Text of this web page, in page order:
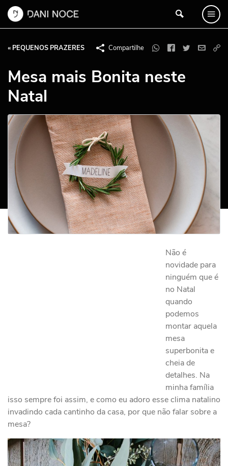
« PEQUENOS PRAZERES Compartilhe
Mesa mais Bonita neste
Natal
Não é
novidade para
ninguém que é
no Natal
quando
podemos
montar aquela
mesa
superbonita e
cheia de
detalhes. Na
minha família
isso sempre foi assim, e como eu adoro esse clima natalino
invadindo cada cantinho da casa, por que não falar sobre a
mesa?